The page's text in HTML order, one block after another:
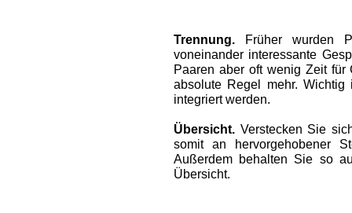
Trennung. Früher wurden
voneinander interessante
Paaren aber oft wenig Zeit für
absolute Regel mehr.
integriert werden.
Übersicht. Verstecken Sie
somit an hervorgehobener
Außerdem behalten Sie so
Übersicht.